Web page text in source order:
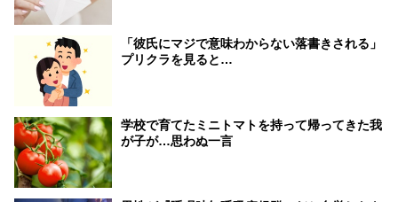
「彼氏にマジで意味わからない落書きされる」
プリクラを見ると…
学校で育てたミニトマトを持って帰ってきた我
が子が…思わぬ一言